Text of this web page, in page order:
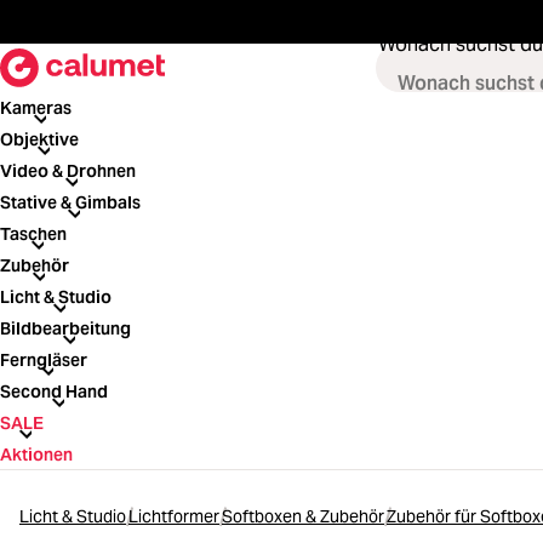
Wonach suchst
Kameras
Kameras
Objektive
Objektive
Video & Drohnen
Video & Drohnen
Stative & Gimbals
Stative & Gimbals
Taschen
Taschen
Zubehör
Zubehör
Licht & Studio
Licht & Studio
Bildbearbeitung
Bildbearbeitung
Ferngläser
Ferngläser
Second Hand
Second Hand
SALE
SALE
Aktionen
Licht & StudioLichtformerSoftboxen & ZubehörZubehör für